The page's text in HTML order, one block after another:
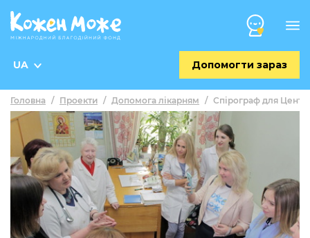
UA Допомогти зараз
Головна / Проекти / Допомога лікарням / Спірограф для